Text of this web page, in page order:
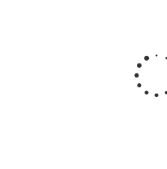
открытый PU, AT5 10 PAZ,